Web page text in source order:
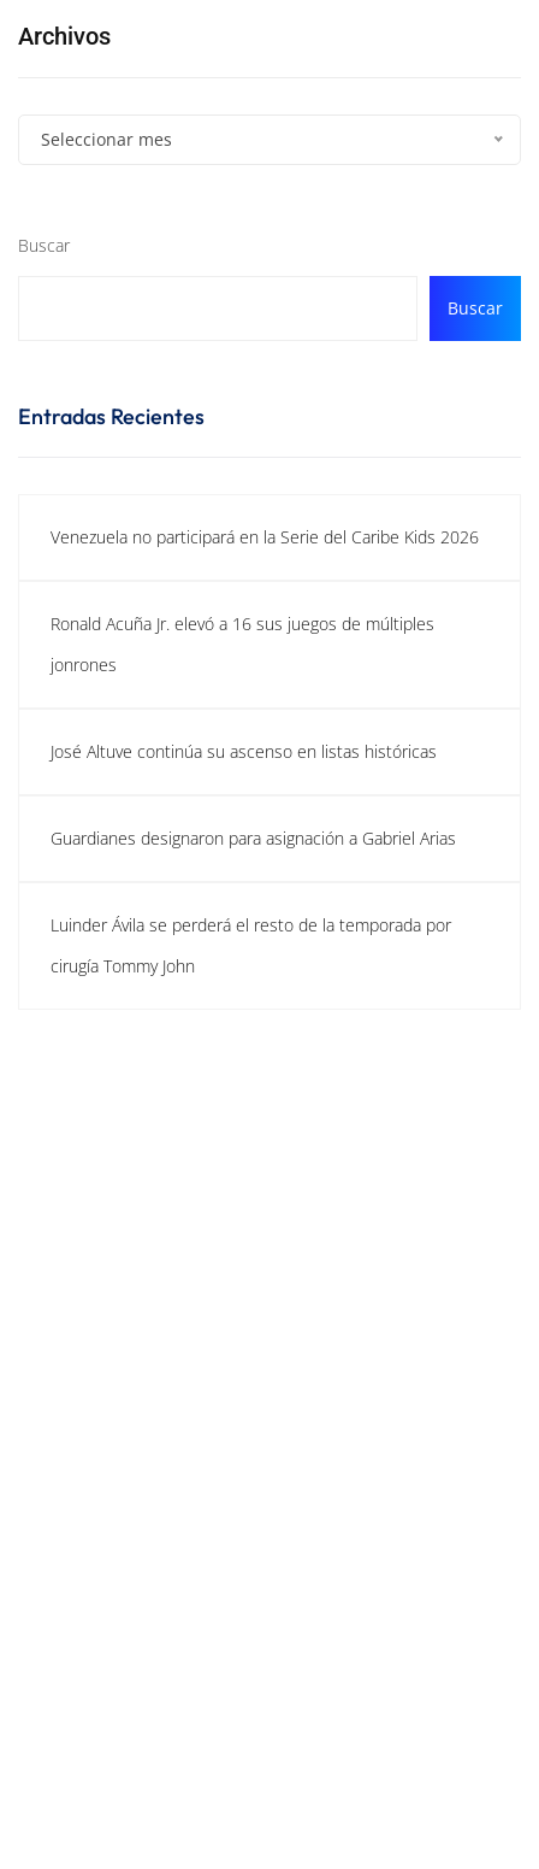
Archivos
Seleccionar mes
Buscar
Buscar
Entradas Recientes
Venezuela no participará en la Serie del Caribe Kids 2026
Ronald Acuña Jr. elevó a 16 sus juegos de múltiples
jonrones
José Altuve continúa su ascenso en listas históricas
Guardianes designaron para asignación a Gabriel Arias
Luinder Ávila se perderá el resto de la temporada por
cirugía Tommy John